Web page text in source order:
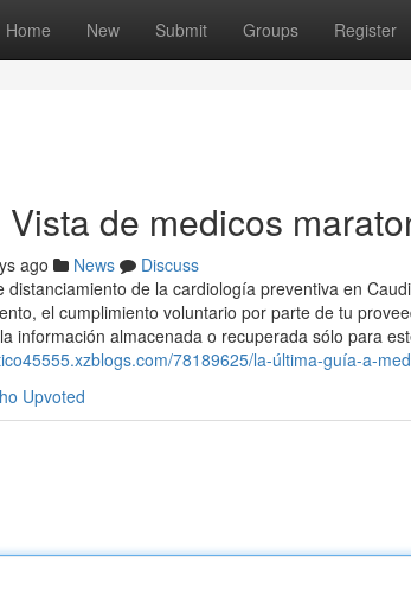
Home New Submit Groups Register
de medicos
ago News
Discuss
distanciamiento de la cardiología preventiva en
el cumplimiento voluntario por parte de tu
información almacenada o recuperada sólo para
78189625/la-última-guía-a-
Upvoted